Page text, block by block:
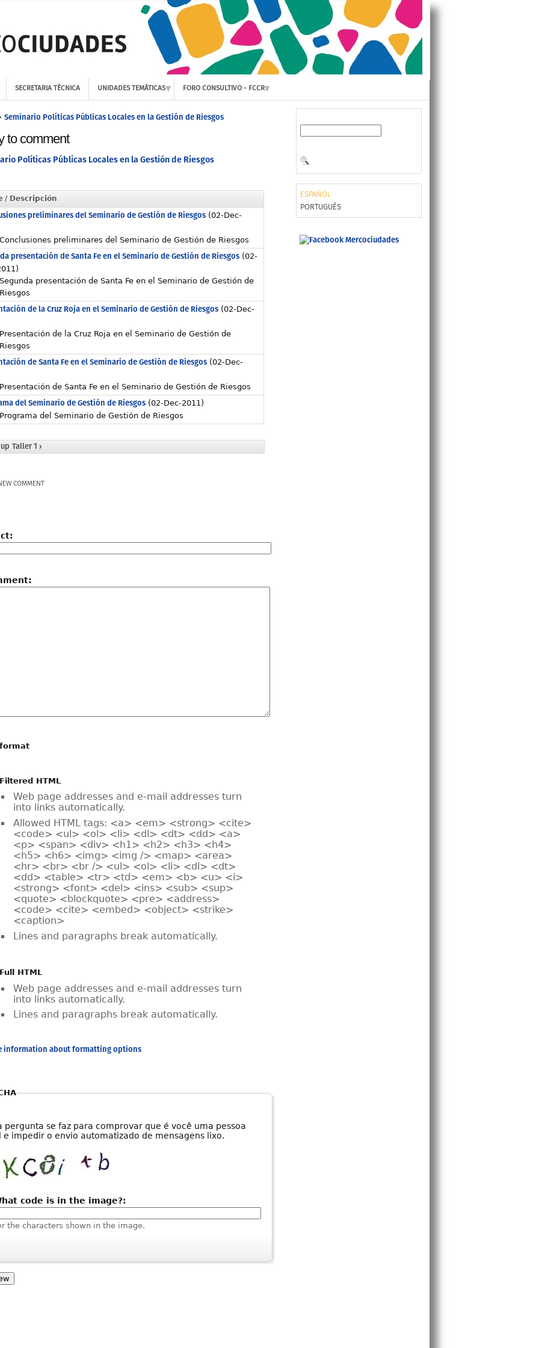
SECRETARIA TÉCNICA UNIDADES TEMÁTICAS FORO CONSULTIVO - FCCR
Seminario Políticas Públicas Locales en la Gestión de Riesgos
to comment
Políticas Públicas Locales en la Gestión de Riesgos
/ Descripción
preliminares del Seminario de Gestión de Riesgos(02-Dec-
preliminares del Seminario de Gestión de Riesgos
presentación de Santa Fe en el Seminario de Gestión de Riesgos(02-
presentación de Santa Fe en el Seminario de Gestión de
de la Cruz Roja en el Seminario de Gestión de Riesgos(02-Dec-
de la Cruz Roja en el Seminario de Gestión de
de Santa Fe en el Seminario de Gestión de Riesgos(02-Dec-
de Santa Fe en el Seminario de Gestión de Riesgos
del Seminario de Gestión de Riesgos(02-Dec-2011)
del Seminario de Gestión de Riesgos
up Taller 1 ›
COMMENT
HTML
Web page addresses and e-mail addresses turn
into links automatically.
Allowed HTML tags: <a> <em> <strong> <cite>
<code> <ul> <ol> <li> <dl> <dt> <dd> <a>
<p> <span> <div> <h1> <h2> <h3> <h4>
<h5> <h6> <img> <img /> <map> <area>
<hr> <br> <br /> <ul> <ol> <li> <dl> <dt>
<dd> <table> <tr> <td> <em> <b> <u> <i>
<strong> <font> <del> <ins> <sub> <sup>
<quote> <blockquote> <pre> <address>
<code> <cite> <embed> <object> <strike>
<caption>
Lines and paragraphs break automatically.
HTML
Web page addresses and e-mail addresses turn
into links automatically.
Lines and paragraphs break automatically.
information about formatting options
pergunta se faz para comprovar que é você uma pessoa
e impedir o envio automatizado de mensagens lixo.
code is in the image?:
the characters shown in the image.
ESPAÑOL
PORTUGUÊS